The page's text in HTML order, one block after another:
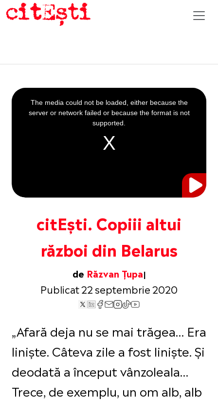
citEști. Copiii altui
război din Belarus
de Răzvan Țupa
Publicat 22 septembrie 2020
This
is
a
The media could not be loaded, either because the
server or network failed or because the format is not
supported.
„Afară deja nu se mai trăgea… Era
liniște. Câteva zile a fost liniște. Și
deodată a început vânzoleala…
Trece, de exemplu, un om alb, alb